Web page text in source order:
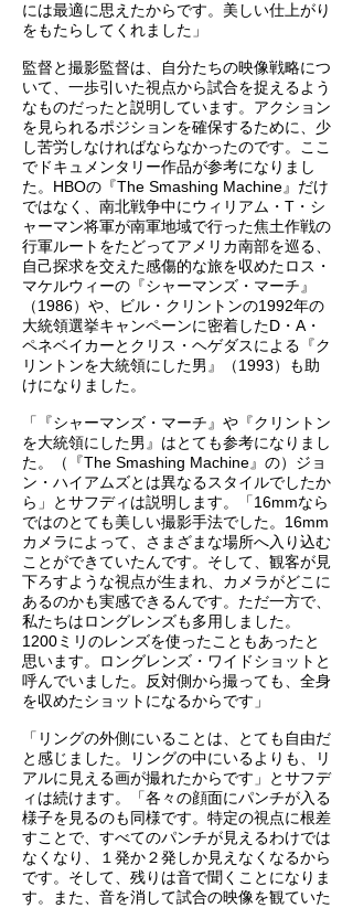
には最適に思えたからです。美しい仕上がり
をもたらしてくれました」
監督と撮影監督は、自分たちの映像戦略につ
いて、一歩引いた視点から試合を捉えるよう
なものだったと説明しています。アクション
を見られるポジションを確保するために、少
し苦労しなければならなかったのです。ここ
でドキュメンタリー作品が参考になりまし
た。HBOの『The Smashing Machine』だけ
ではなく、南北戦争中にウィリアム・T・シ
ャーマン将軍が南軍地域で行った焦土作戦の
行軍ルートをたどってアメリカ南部を巡る、
自己探求を交えた感傷的な旅を収めたロス・
マケルウィーの『シャーマンズ・マーチ』
（1986）や、ビル・クリントンの1992年の
大統領選挙キャンペーンに密着したD・A・
ペネベイカーとクリス・ヘゲダスによる『ク
リントンを大統領にした男』（1993）も助
けになりました。
「『シャーマンズ・マーチ』や『クリントン
を大統領にした男』はとても参考になりまし
た。（『The Smashing Machine』の）ジョ
ン・ハイアムズとは異なるスタイルでしたか
ら」とサフディは説明します。「16mmなら
ではのとても美しい撮影手法でした。16mm
カメラによって、さまざまな場所へ入り込む
ことができていたんです。そして、観客が見
下ろすような視点が生まれ、カメラがどこに
あるのかも実感できるんです。ただ一方で、
私たちはロングレンズも多用しました。
1200ミリのレンズを使ったこともあったと
思います。ロングレンズ・ワイドショットと
呼んでいました。反対側から撮っても、全身
を収めたショットになるからです」
「リングの外側にいることは、とても自由だ
と感じました。リングの中にいるよりも、リ
アルに見える画が撮れたからです」とサフデ
ィは続けます。「各々の顔面にパンチが入る
様子を見るのも同様です。特定の視点に根差
すことで、すべてのパンチが見えるわけでは
なくなり、１発か２発しか見えなくなるから
です。そして、残りは音で聞くことになりま
す。また、音を消して試合の映像を観ていた